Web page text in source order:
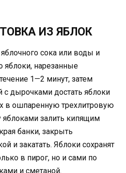
ИЗ ЯБЛОК
сока или воды и
яблоки, нарезанные
1—2 минут, затем
дырочками достать яблоки
в ошпаренную трехлитровую
залить кипящим
банки, закрыть
и закатать. Яблоки сохранят
в пирог, но и сами по
и сметаной.